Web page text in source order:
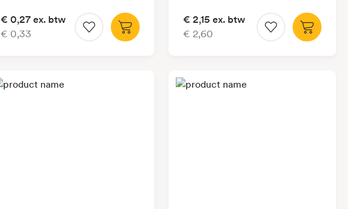
€ 0,27 ex. btw
€ 0,33
€ 2,15 ex. btw
€ 2,60